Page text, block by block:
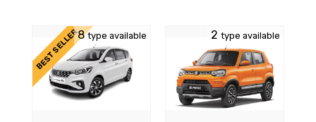
BEST SELLER8type available 2 type available